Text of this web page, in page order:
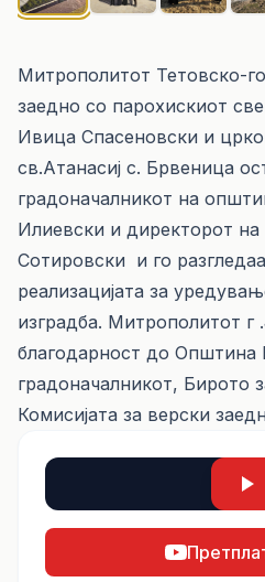
Митрополитот Тетовско-
заедно со парохискиот
Ивица Спасеновски и
св.Атанасиј с. Брвеница
градоначалникот на
Илиевски и директорот на
Сотировски и го
реализацијата за
изградба. Митрополитот г
благодарност до Општина
градоначалникот, Бирото
Комисијата за верски